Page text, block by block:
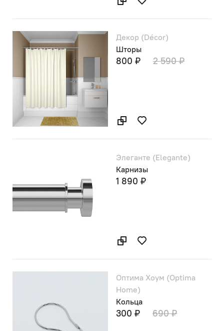
Декор (Décor)
Шторы
800 ₽ 2 590 ₽
Элеганте (Elegante)
Карнизы
1 890 ₽
Оптима Хоум (Optima
Home)
Кольца
300 ₽ 690 ₽